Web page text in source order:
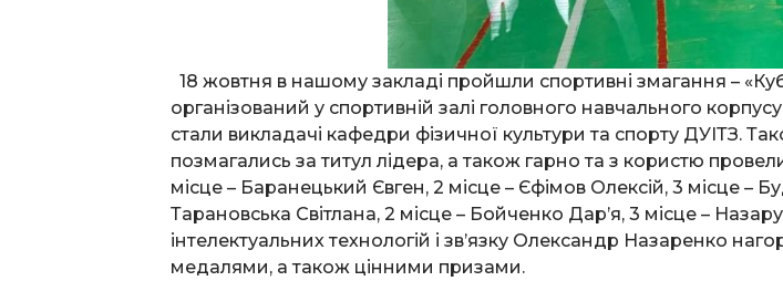
18 жовтня в нашому закладі пройшли спортивні змагання –
організований у спортивній залі головного навчального
стали викладачі кафедри фізичної культури та спорту ДУІТЗ.
позмагались за титул лідера, а також гарно та з користю
місце – Баранецький Євген, 2 місце – Єфімов Олексій, 3 місце –
Тарановська Світлана, 2 місце – Бойченко Дар’я, 3 місце –
інтелектуальних технологій і зв’язку Олександр Назаренко
медалями, а також цінними призами.